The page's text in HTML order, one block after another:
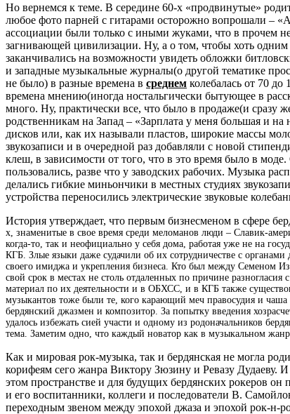
Но вернемся к теме. В середине 60-х «продвинутые»
любое фото парней с гитарами осторожно вопрошали –
ассоциации были только с иными жуками, что в прочем
загнивающей цивилизации. Ну, а о том, чтобы хоть
заканчивались на возможности увидеть обложки
и западные музыкальные журналы(о другой тематике
не было) в разные времена в среднем колебалась от 70
времена мнению(иногда ностальгически бытующее в
много. Ну, практически все, что было в продаже(и сразу
родственникам на Запад – «Зарплата у меня большая и
дисков или, как их называли пластов, широкие массы
звукозаписи и в очередной раз добавляли с новой
клеш, в зависимости от того, что в это время было в
пользовались, разве что у заводских рабочих. Музыка
делались гибкие миньончики в местных студиях
устройства переносились электрические звуковые
История утверждает, что первым бизнесменом в сфере
х, знаменитые в свое время среди меломанов люди – Славик-
когда-то, так и неофициально у себя дома, работая уже не на
КГБ. Злые языки даже судачили об их сотрудничестве с
своего имиджа и укрепления бизнеса. Кто был между Семеном
свой срок в местах не столь отдаленных по причине
материал по их деятельности и в ОБХСС, и в КГБ также
музыкантов тоже были те, кого карающий меч правосудия и
бердянский джазмен и композитор. За попытку введения
удалось избежать сией участи и одному из родоначальников
тема. Заметим одно, что каждый новатор как в музыкальном
Как и мировая рок-музыка, так и бердянская не могла
корифеям сего жанра Виктору Зюзину и Ревазу Дудаеву.
этом пространстве и для будущих бердянских рокеров он
и его воспитанники, коллеги и последователи В.
переходным звеном между эпохой джаза и эпохой рок-н-